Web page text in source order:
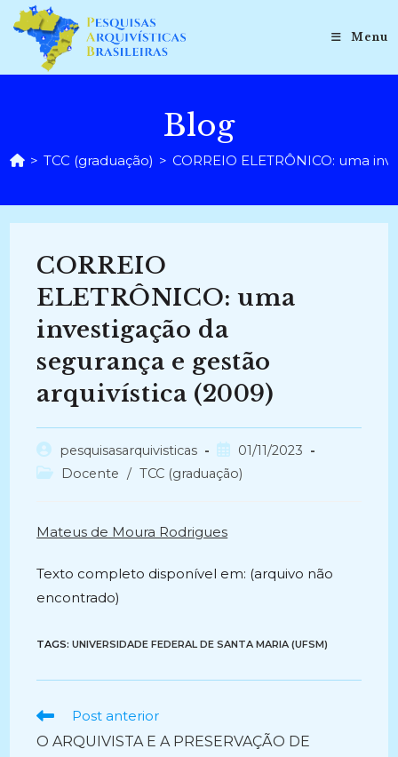
para
conteúdo
Menu
Blog
> TCC (graduação) > CORREIO ELETRÔNICO: uma
CORREIO
ELETRÔNICO: uma
investigação da
segurança e gestão
arquivística (2009)
Autor
do
pesquisasarquivisticas
Post
publicado:
01/11/2023
Categoria
Docente / TCC (graduação)
Mateus de Moura Rodrigues
Texto completo disponível em: (arquivo não
encontrado)
TAGS:UNIVERSIDADE FEDERAL DE SANTA MARIA (UFSM)
Ler
artigos
Post anterior
O ARQUIVISTA E A PRESERVAÇÃO DE